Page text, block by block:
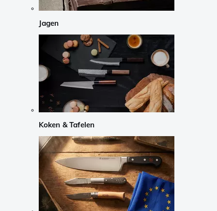
Jagen
Koken & Tafelen